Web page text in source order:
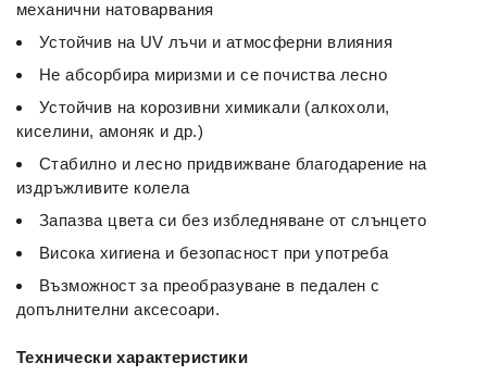
механични натоварвания
Устойчив на UV лъчи и атмосферни влияния
Не абсорбира миризми и се почиства лесно
Устойчив на корозивни химикали (алкохоли,
киселини, амоняк и др.)
Стабилно и лесно придвижване благодарение на
издръжливите колела
Запазва цвета си без избледняване от слънцето
Висока хигиена и безопасност при употреба
Възможност за преобразуване в педален с
допълнителни аксесоари.
Технически характеристики